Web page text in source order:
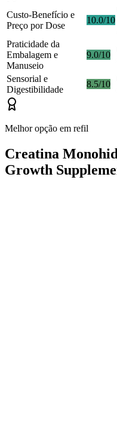
Custo-Benefício e
Preço por Dose
10.0/10
Praticidade da
Embalagem e
Manuseio
9.0/10
Sensorial e
Digestibilidade
8.5/10
Melhor opção em refil
Creatina
Growth